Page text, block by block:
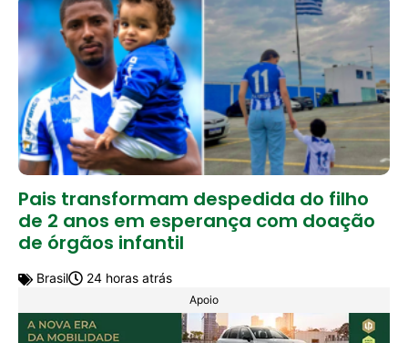
Pais transformam despedida do filho
de 2 anos em esperança com doação
de órgãos infantil
Brasil 24 horas atrás
Apoio